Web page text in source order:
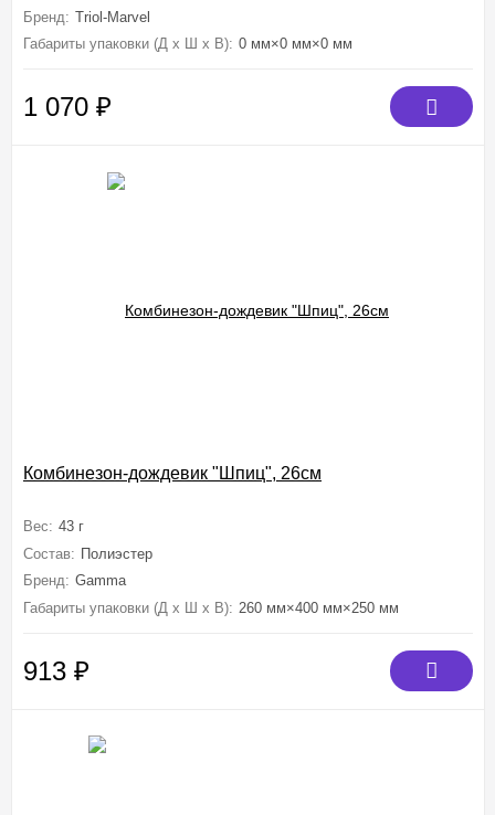
Бренд: Triol-Marvel
Габариты упаковки (Д х Ш х В): 0 мм×0 мм×0 мм
1 070 ₽
Комбинезон-дождевик "Шпиц", 26см
Вес: 43 г
Состав: Полиэстер
Бренд: Gamma
Габариты упаковки (Д х Ш х В): 260 мм×400 мм×250 мм
913 ₽